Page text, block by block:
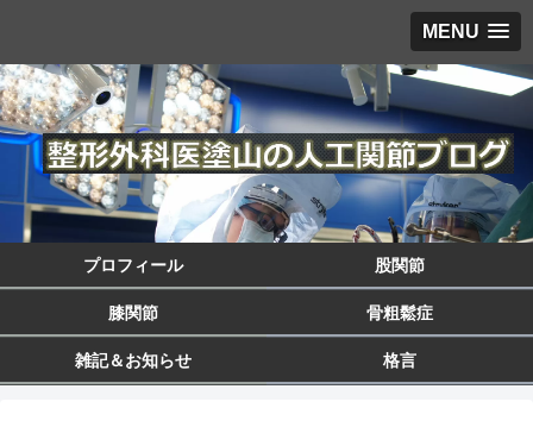
MENU
プロフィール 股関節
膝関節 骨粗鬆症
雑記＆お知らせ 格言